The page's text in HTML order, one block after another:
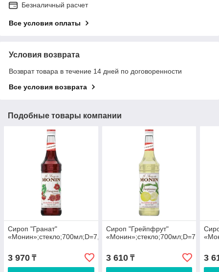
Безналичный расчет
Все условия оплаты
Условия возврата
Возврат товара в течение 14 дней по договоренности
Все условия возврата
Подобные товары компании
Сироп "Гранат"
«Монин»;стекло;700мл;D=7,H=31см
3 970 ₸
Сироп "Грейпфрут"
3 610₸ 3